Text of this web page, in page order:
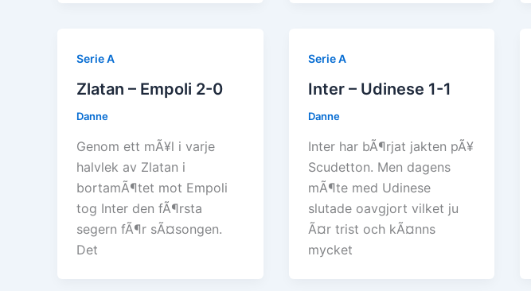
Serie A
Zlatan – Empoli 2-0
Danne
Genom ett mÃ¥l i varje
halvlek av Zlatan i
bortamÃ¶tet mot Empoli
tog Inter den fÃ¶rsta
segern fÃ¶r sÃ¤songen.
Det
Serie A
Inter – Udinese 1-1
Danne
Inter har bÃ¶rjat jakten pÃ¥
Scudetton. Men dagens
mÃ¶te med Udinese
slutade oavgjort vilket ju
Ã¤r trist och kÃ¤nns
mycket